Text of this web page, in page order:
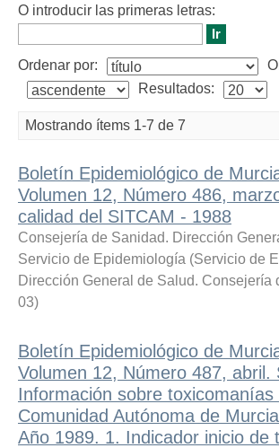
O introducir las primeras letras:
Ordenar por:
Resultados:
Mostrando ítems 1-7 de 7
Boletín Epidemiológico de
Volumen 12, Número 486,
calidad del SITCAM - 1988
Consejería de Sanidad. Dirección
Servicio de Epidemiología (Servicio de
Dirección General de Salud. Consejería
03)
Boletín Epidemiológico de
Volumen 12, Número 487, abril.
Información sobre toxicomanías
Comunidad Autónoma de
Año 1989. 1. Indicador inicio de